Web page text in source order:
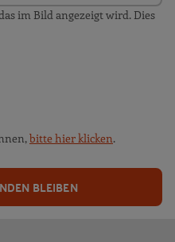
im Bild angezeigt wird. Dies
bitte hier klicken.
BLEIBEN